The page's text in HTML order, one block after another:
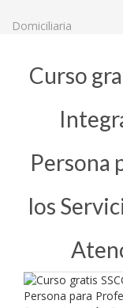
Domiciliaria
Curso
Persona
los